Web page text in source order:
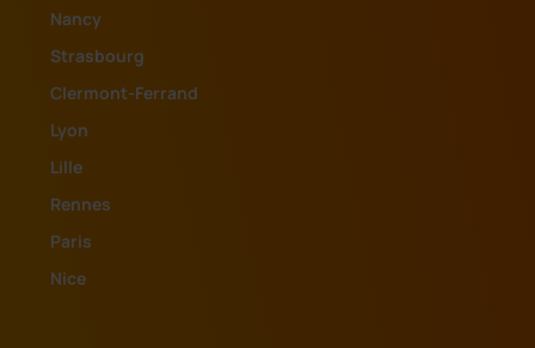
Nancy
Strasbourg
Clermont-Ferrand
Lyon
Lille
Rennes
Paris
Nice